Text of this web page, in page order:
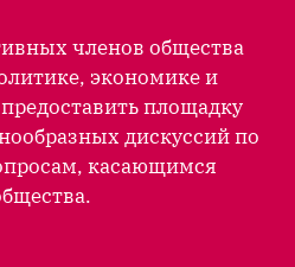
членов общества
экономике и
площадку
дискуссий по
касающимся